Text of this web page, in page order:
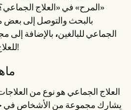
«المرح» في «العلاج
بالبحث والتوصل إلى
الجماعي للبالغين، بالإضافة إلى
للعلاج الجماعي. دعونا نتعمق!
العلاج الجماعي هو نوع من
يشارك مجموعة من الأشخاص في